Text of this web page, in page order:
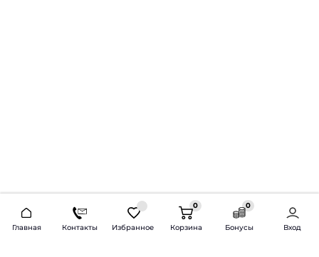
Главная Контакты Избранное
0
Корзина
0
Бонусы Вход
2026 © Продажа и установка автозвука.
Доставка по всей России и СНГ